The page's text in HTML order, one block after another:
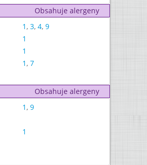
Obsahuje alergeny
1, 3, 4, 9
1
1
1, 7
Obsahuje alergeny
1, 9
1